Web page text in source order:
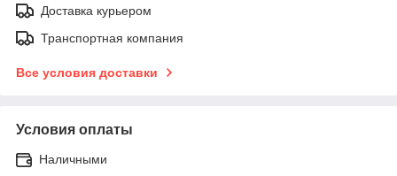
Доставка курьером
Транспортная компания
Все условия доставки
Условия оплаты
Наличными